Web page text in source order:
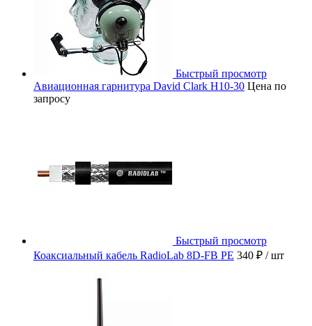
Быстрый просмотр
Авиационная гарнитура David Clark H10-30 Цена по
запросу
Быстрый просмотр
Коаксиальный кабель RadioLab 8D-FB PE 340 ₽ / шт